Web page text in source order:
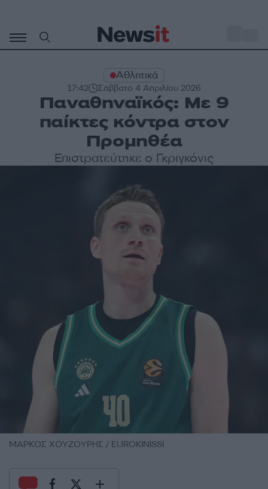
περιεχόμενο
Αθλητικά
17:42 Σάββατο 4 Απριλίου 2026
Παναθηναϊκός: Με 9
παίκτες κόντρα στον
Προμηθέα
Επιστρατεύτηκε ο Γκριγκόνις
ΜΑΡΚΟΣ ΧΟΥΖΟΥΡΗΣ / EUROKINISSI